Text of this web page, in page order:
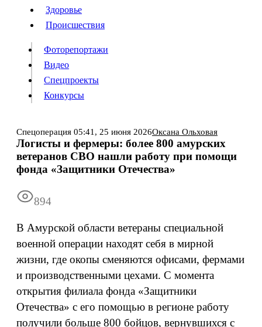
Происшествия
Видео
Конкурсы
Информация РекламаВсе новости
Здоровье
Происшествия
Фоторепортажи
Видео
Спецпроекты
Конкурсы
Спецоперация 05:41, 25 июня 2026Оксана Ольховая
Логисты и фермеры: более 800 амурских
ветеранов СВО нашли работу при помощи
фонда «Защитники Отечества»
894
В Амурской области ветераны специальной
военной операции находят себя в мирной
жизни, где окопы сменяются офисами, фермами
и производственными цехами. С момента
открытия филиала фонда «Защитники
Отечества» с его помощью в регионе работу
получили больше 800 бойцов, вернувшихся с